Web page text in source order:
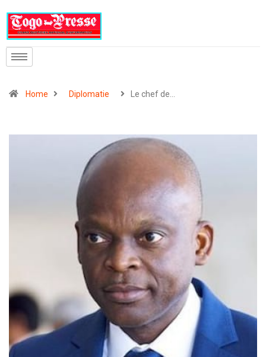
Home Diplomatie Le chef de…